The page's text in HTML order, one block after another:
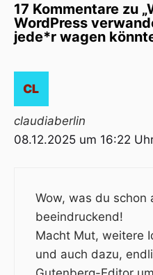
17 Kommentare zu
WordPress
jede*r wagen
claudiaberlin
08.12.2025 um 16:22
Wow, was du schon
beeindruckend!
Macht Mut, weitere
und auch dazu,